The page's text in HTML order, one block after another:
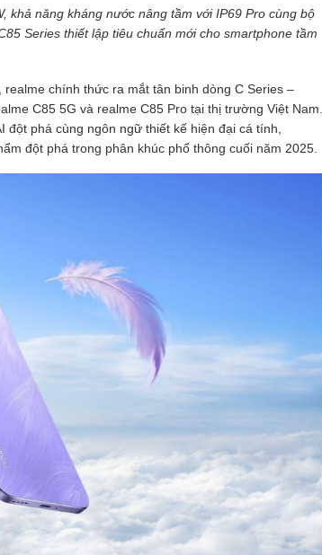
khả năng kháng nước nâng tầm với IP69 Pro cùng bộ
Series thiết lập tiêu chuẩn mới cho smartphone tầm
chính thức ra mắt tân binh dòng C Series –
C85 5G và realme C85 Pro tại thị trường Việt Nam.
phá cùng ngôn ngữ thiết kế hiện đại cá tính,
đột phá trong phân khúc phổ thông cuối năm 2025.